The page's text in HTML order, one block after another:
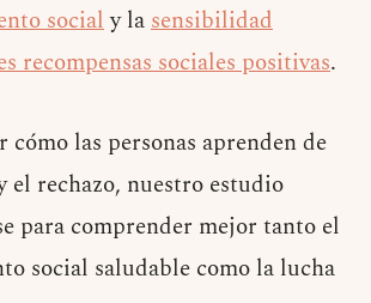
socialy lasensibilidad
recompensas sociales positivas.
las personas aprenden de
el rechazo, nuestro estudio
para comprender mejor tanto el
social saludable como la lucha